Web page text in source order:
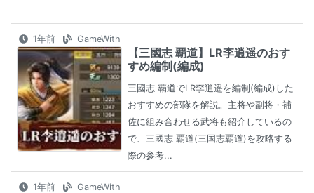
1年前 GameWith
【三國志 覇道】LR李逍遥のおす
すめ編制(編成)
三國志 覇道でLR李逍遥を編制(編成)した
おすすめの部隊を解説。主将や副将・補
佐に組み合わせる武将も紹介しているの
で、三國志 覇道(三国志覇道)を攻略する
際の参考...
1年前 GameWith